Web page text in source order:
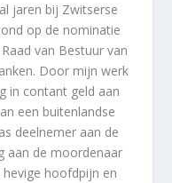
jaren bij Zwitserse
op de nominatie
van Bestuur van
Door mijn werk
in contant geld aan
een buitenlandse
deelnemer aan de
aan de moordenaar
hoofdpijn en